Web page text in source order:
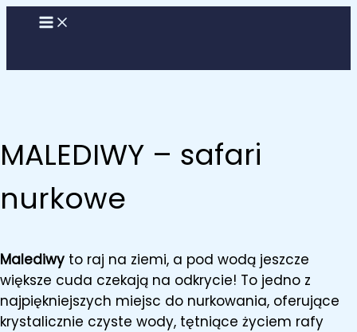
Przejdź
MALEDIWY – safari
nurkowe
Malediwy to raj na ziemi, a pod wodą jeszcze
większe cuda czekają na odkrycie! To jedno z
najpiękniejszych miejsc do nurkowania, oferujące
krystalicznie czyste wody, tętniące życiem rafy